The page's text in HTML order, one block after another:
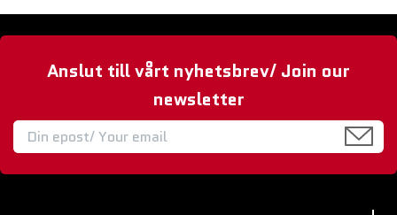
Anslut till vårt nyhetsbrev/ Join our
newsletter